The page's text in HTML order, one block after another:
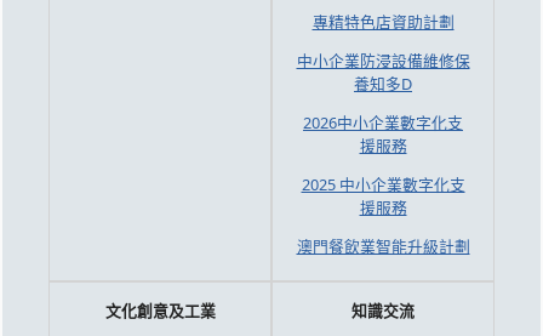
專精特色店資助計劃
中小企業防浸設備維修保
養知多D
2026中小企業數字化支
援服務
2025 中小企業數字化支
援服務
澳門餐飲業智能升級計劃
文化創意及工業
知識交流